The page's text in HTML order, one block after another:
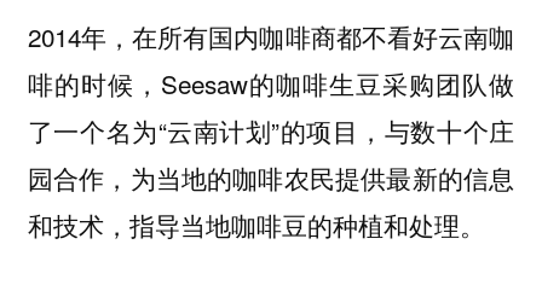
2014年，在所有国内咖啡商都不看好云南咖
啡的时候，Seesaw的咖啡生豆采购团队做
了一个名为“云南计划”的项目，与数十个庄
园合作，为当地的咖啡农民提供最新的信息
和技术，指导当地咖啡豆的种植和处理。